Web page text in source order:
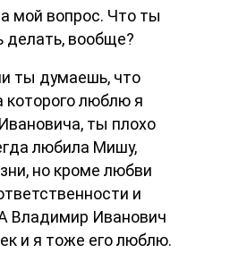
мой вопрос. Что ты
делать, вообще?
ты думаешь, что
которого люблю я
ты плохо
любила Мишу,
но кроме любви
и
Владимир Иванович
и я тоже его люблю.